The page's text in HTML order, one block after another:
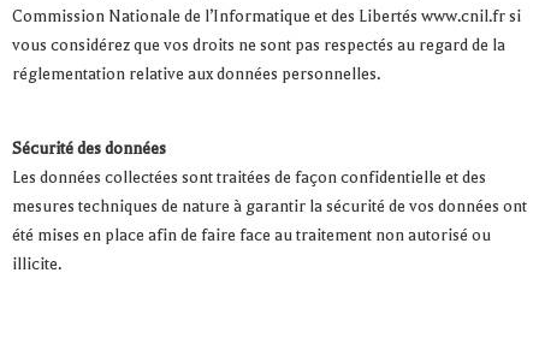
Commission Nationale de l’Informatique et des Libertés www.cnil.fr si
vous considérez que vos droits ne sont pas respectés au regard de la
réglementation relative aux données personnelles.
Sécurité des données
Les données collectées sont traitées de façon confidentielle et des
mesures techniques de nature à garantir la sécurité de vos données ont
été mises en place afin de faire face au traitement non autorisé ou
illicite.